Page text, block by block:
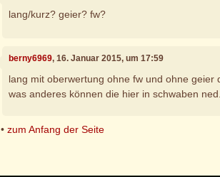
lang/kurz? geier? fw?
berny6969, 16. Januar 2015, um 17:59
lang mit oberwertung ohne fw und ohne geier
was anderes können die hier in schwaben
•zum Anfang der Seite